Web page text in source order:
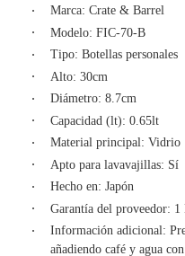
Marca: Crate & Barrel
Modelo: FIC-70-B
Tipo: Botellas personales
Alto: 30cm
Diámetro: 8.7cm
Capacidad (lt): 0.65lt
Material principal: Vidrio
Apto para lavavajillas: Sí
Hecho en: Japón
Garantía del proveedor: 1
Información adicional:
añadiendo café y agua